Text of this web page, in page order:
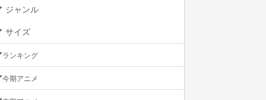
ジャンル
サイズ
ランキング
今期アニメ